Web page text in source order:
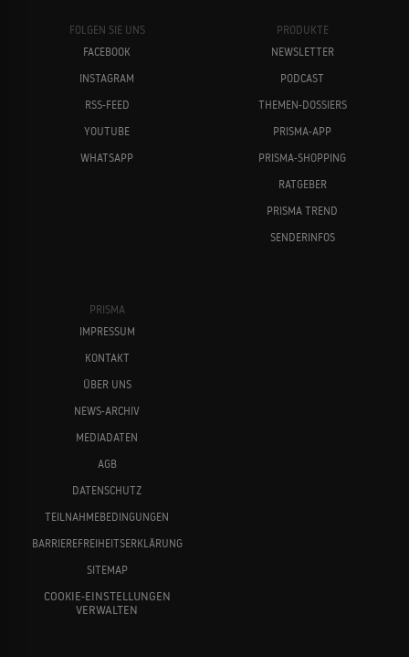
FOLGEN SIE UNS
FACEBOOK
INSTAGRAM
RSS-FEED
YOUTUBE
WHATSAPP
PRODUKTE
NEWSLETTER
PODCAST
THEMEN-DOSSIERS
PRISMA-APP
PRISMA-SHOPPING
RATGEBER
PRISMA TREND
SENDERINFOS
PRISMA
IMPRESSUM
KONTAKT
ÜBER UNS
NEWS-ARCHIV
MEDIADATEN
AGB
DATENSCHUTZ
TEILNAHMEBEDINGUNGEN
BARRIEREFREIHEITSERKLÄRUNG
SITEMAP
COOKIE-EINSTELLUNGEN
VERWALTEN